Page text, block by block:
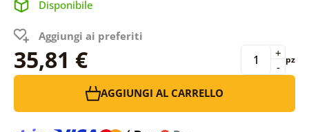
Disponibile
Aggiungi ai preferiti
35,81 € -
+ pz
AGGIUNGI AL CARRELLO